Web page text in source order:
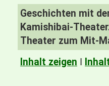
Geschichten mit
Kamishibai-
Theater zum Mit-
Inhalt zeigen I